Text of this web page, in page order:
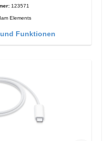
Ladewinkel eine einfache
vertikal oder horizontal auf Auf
123571
Elements
Funktionen